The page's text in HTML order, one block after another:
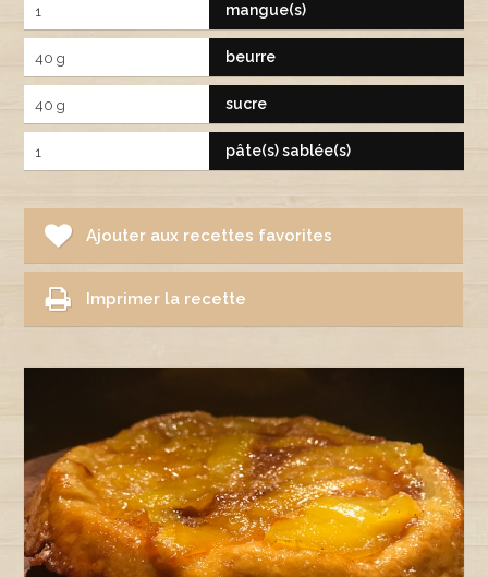
1 mangue(s)
40 g beurre
40 g sucre
1 pâte(s) sablée(s)
Ajouter aux recettes favorites
Imprimer la recette